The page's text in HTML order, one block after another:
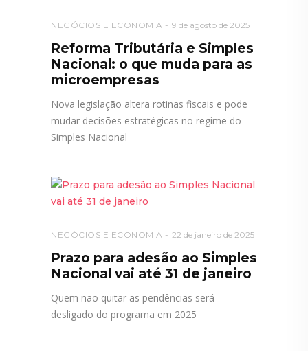
NEGÓCIOS E ECONOMIA 9 de agosto de 2025
Reforma Tributária e Simples
Nacional: o que muda para as
microempresas
Nova legislação altera rotinas fiscais e pode
mudar decisões estratégicas no regime do
Simples Nacional
NEGÓCIOS E ECONOMIA 22 de janeiro de 2025
Prazo para adesão ao Simples
Nacional vai até 31 de janeiro
Quem não quitar as pendências será
desligado do programa em 2025